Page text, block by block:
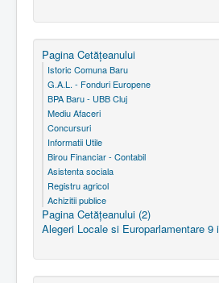
Pagina Cetăţeanului
Istoric Comuna Baru
G.A.L. - Fonduri Europene
BPA Baru - UBB Cluj
Mediu Afaceri
Concursuri
Informatii Utile
Birou Financiar - Contabil
Asistenta sociala
Registru agricol
Achizitii publice
Pagina Cetăţeanului (2)
Alegeri Locale si Europarlamentare 9